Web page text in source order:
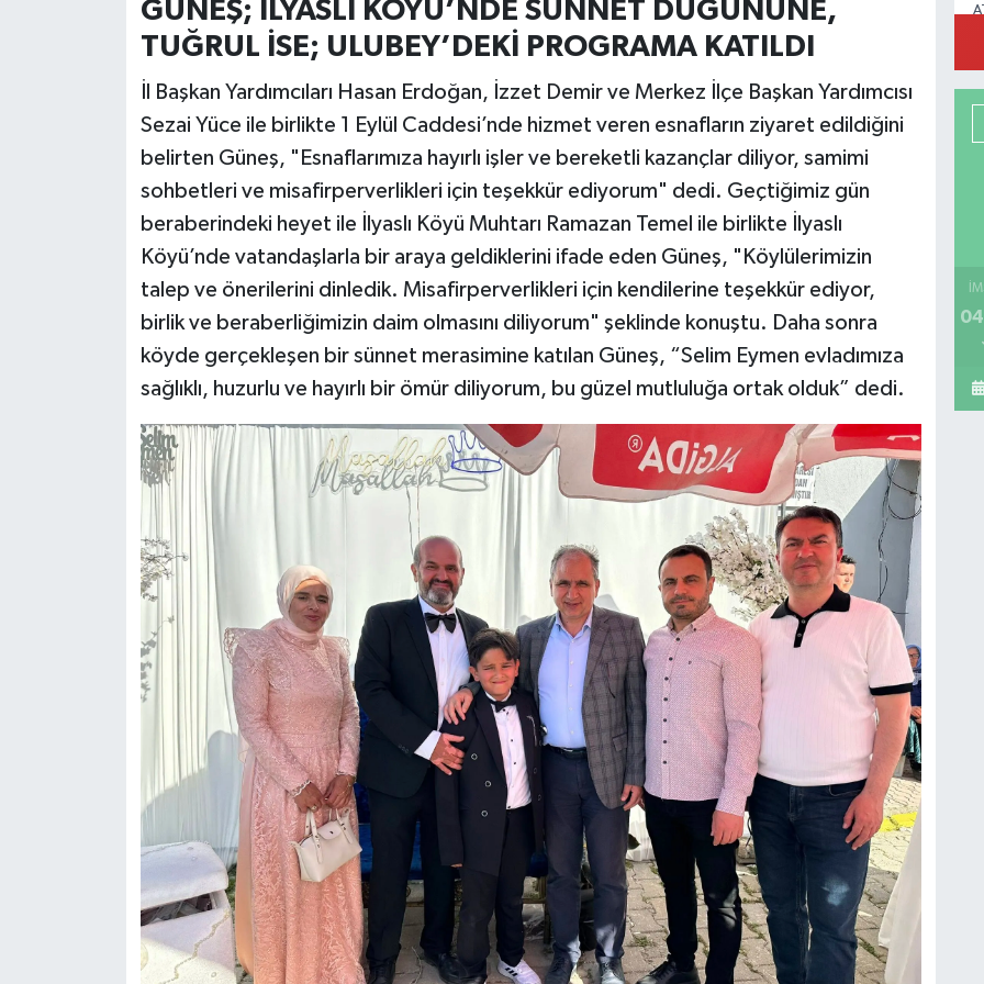
GÜNEŞ; İLYASLI KÖYÜ’NDE SÜNNET DÜĞÜNÜNE,
TUĞRUL İSE; ULUBEY’DEKİ PROGRAMA KATILDI
İl Başkan Yardımcıları Hasan Erdoğan, İzzet Demir ve Merkez İlçe Başkan Yardımcısı
Sezai Yüce ile birlikte 1 Eylül Caddesi’nde hizmet veren esnafların ziyaret edildiğini
belirten Güneş, "Esnaflarımıza hayırlı işler ve bereketli kazançlar diliyor, samimi
sohbetleri ve misafirperverlikleri için teşekkür ediyorum" dedi. Geçtiğimiz gün
beraberindeki heyet ile İlyaslı Köyü Muhtarı Ramazan Temel ile birlikte İlyaslı
Köyü’nde vatandaşlarla bir araya geldiklerini ifade eden Güneş, "Köylülerimizin
talep ve önerilerini dinledik. Misafirperverlikleri için kendilerine teşekkür ediyor,
birlik ve beraberliğimizin daim olmasını diliyorum" şeklinde konuştu. Daha sonra
köyde gerçekleşen bir sünnet merasimine katılan Güneş, “Selim Eymen evladımıza
sağlıklı, huzurlu ve hayırlı bir ömür diliyorum, bu güzel mutluluğa ortak olduk” dedi.